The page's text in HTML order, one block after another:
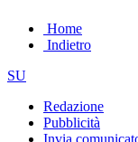
Home
Indietro
SU
Redazione
Pubblicità